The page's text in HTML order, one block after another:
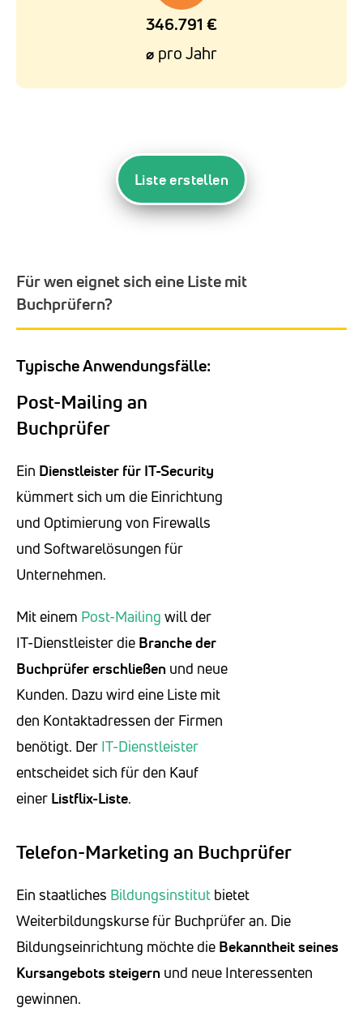
346.791 €
⌀ pro Jahr
Liste erstellen
Für wen eignet sich eine Liste mit
Buchprüfern?
Typische Anwendungsfälle:
Post-Mailing an
Buchprüfer
Ein Dienstleister für IT-Security
kümmert sich um die Einrichtung
und Optimierung von Firewalls
und Softwarelösungen für
Unternehmen.
Mit einem Post-Mailing will der
IT-Dienstleister die Branche der
Buchprüfer erschließen und neue
Kunden. Dazu wird eine Liste mit
den Kontaktadressen der Firmen
benötigt. Der IT-Dienstleister
entscheidet sich für den Kauf
einer Listflix-Liste.
Telefon-Marketing an Buchprüfer
Ein staatliches Bildungsinstitut bietet
Weiterbildungskurse für Buchprüfer an. Die
Bildungseinrichtung möchte die Bekanntheit seines
Kursangebots steigern und neue Interessenten
gewinnen.